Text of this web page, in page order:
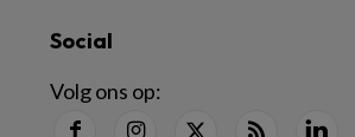
Social
Volg ons op: